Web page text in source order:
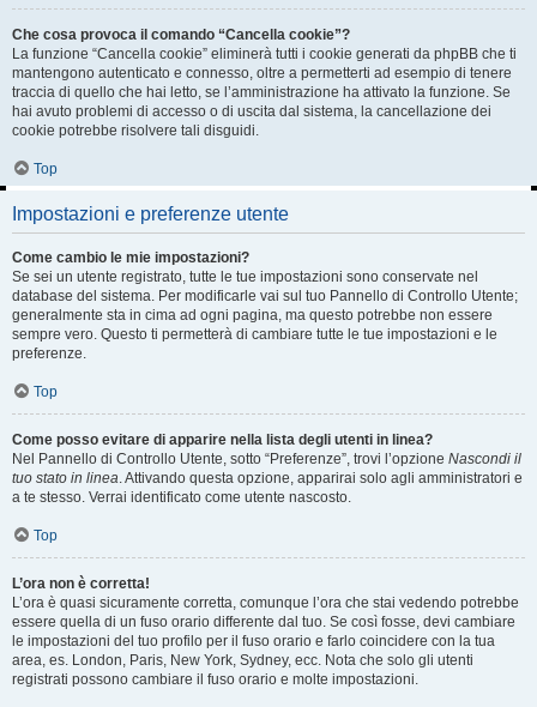
Che cosa provoca il comando “Cancella cookie”?
La funzione “Cancella cookie” eliminerà tutti i cookie generati da phpBB che ti
mantengono autenticato e connesso, oltre a permetterti ad esempio di tenere
traccia di quello che hai letto, se l’amministrazione ha attivato la funzione. Se
hai avuto problemi di accesso o di uscita dal sistema, la cancellazione dei
cookie potrebbe risolvere tali disguidi.
Top
Impostazioni e preferenze utente
Come cambio le mie impostazioni?
Se sei un utente registrato, tutte le tue impostazioni sono conservate nel
database del sistema. Per modificarle vai sul tuo Pannello di Controllo Utente;
generalmente sta in cima ad ogni pagina, ma questo potrebbe non essere
sempre vero. Questo ti permetterà di cambiare tutte le tue impostazioni e le
preferenze.
Top
Come posso evitare di apparire nella lista degli utenti in linea?
Nel Pannello di Controllo Utente, sotto “Preferenze”, trovi l’opzione Nascondi il
tuo stato in linea . Attivando questa opzione, apparirai solo agli amministratori e
a te stesso. Verrai identificato come utente nascosto.
Top
L’ora non è corretta!
L’ora è quasi sicuramente corretta, comunque l’ora che stai vedendo potrebbe
essere quella di un fuso orario differente dal tuo. Se così fosse, devi cambiare
le impostazioni del tuo profilo per il fuso orario e farlo coincidere con la tua
area, es. London, Paris, New York, Sydney, ecc. Nota che solo gli utenti
registrati possono cambiare il fuso orario e molte impostazioni.